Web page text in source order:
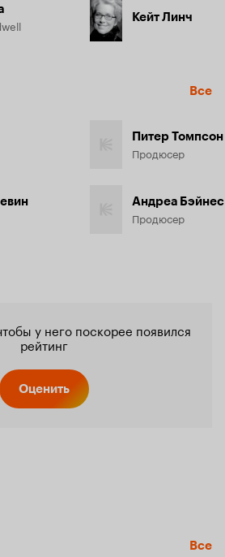
Кейт Линч
Все
Питер Томпсон
Продюсер
Андреа Бэйнес
Продюсер
у него поскорее появился
рейтинг
Оценить
Все